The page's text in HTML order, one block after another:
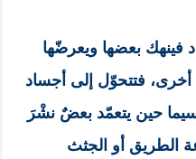
فينهك بعضها ويعرضّها
أخرى، فتتحوّل إلى أجساد
سيما حين يتعمّد بعضٌ نشْرَ
الطريق أو الجثث